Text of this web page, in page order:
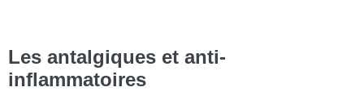
Les antalgiques et anti-
inflammatoires